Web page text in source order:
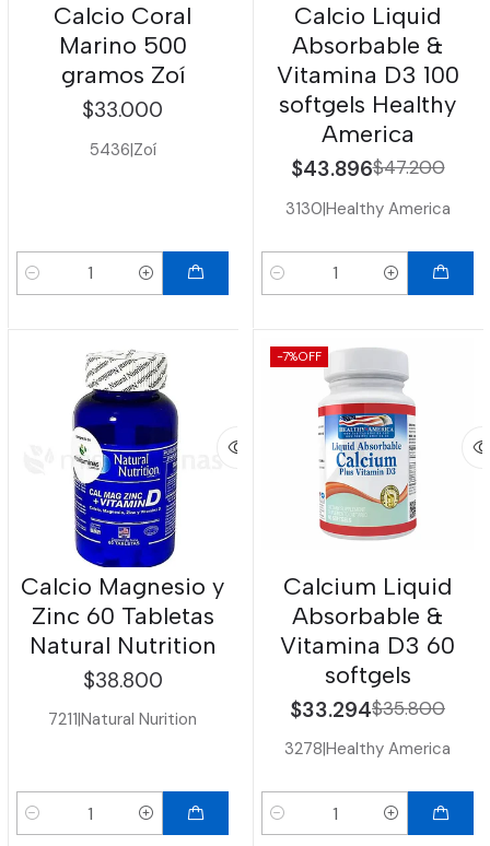
Calcio Coral
Marino 500
gramos Zoí
$33.000
5436|Zoí
Cantidad
Calcio Liquid
Absorbable &
Vitamina D3 100
softgels Healthy
America
$43.896$47.200
3130|Healthy America
Cantidad
Calcio Magnesio y
Zinc 60 Tabletas
Natural Nutrition
$38.800
7211|Natural Nurition
Cantidad
-7%OFF
Calcium Liquid
Absorbable &
Vitamina D3 60
softgels
$33.294$35.800
3278|Healthy America
Cantidad